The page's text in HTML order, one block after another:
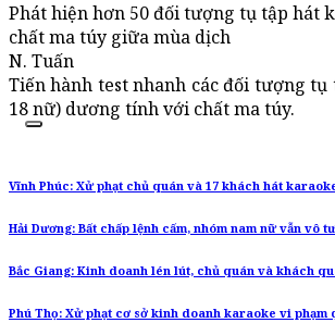
Phát hiện hơn 50 đối tượng tụ tập hát
chất ma túy giữa mùa dịch
N. Tuấn
Tiến hành test nhanh các đối tượng
18 nữ) dương tính với chất ma túy.
Vĩnh Phúc: Xử phạt chủ quán và 17 khách hát
Hải Dương: Bất chấp lệnh cấm, nhóm nam nữ vẫn vô
Bắc Giang: Kinh doanh lén lút, chủ quán và khách
Phú Thọ: Xử phạt cơ sở kinh doanh karaoke vi